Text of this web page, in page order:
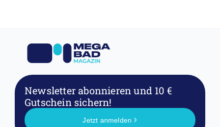
Newsletter abonnierenund 10 €
Gutschein sichern!
Jetzt anmelden